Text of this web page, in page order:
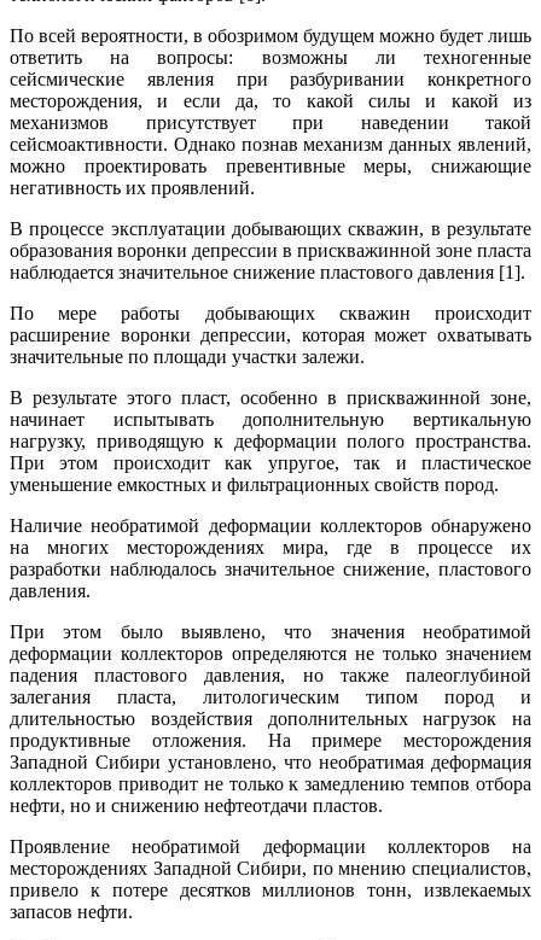
По всей вероятности, в обозримом будущем можно будет лишь
ответить на вопросы: возможны ли техногенные
сейсмические явления при разбуривании конкретного
месторождения, и если да, то какой силы и какой из
механизмов присутствует при наведении такой
сейсмоактивности. Однако познав механизм данных явлений,
можно проектировать превентивные меры, снижающие
негативность их проявлений.
В процессе эксплуатации добывающих скважин, в результате
образования воронки депрессии в прискважинной зоне пласта
наблюдается значительное снижение пластового давления [1].
По мере работы добывающих скважин происходит
расширение воронки депрессии, которая может охватывать
значительные по площади участки залежи.
В результате этого пласт, особенно в прискважинной зоне,
начинает испытывать дополнительную вертикальную
нагрузку, приводящую к деформации полого пространства.
При этом происходит как упругое, так и пластическое
уменьшение емкостных и фильтрационных свойств пород.
Наличие необратимой деформации коллекторов обнаружено
на многих месторождениях мира, где в процессе их
разработки наблюдалось значительное снижение, пластового
давления.
При этом было выявлено, что значения необратимой
деформации коллекторов определяются не только значением
падения пластового давления, но также палеоглубиной
залегания пласта, литологическим типом пород и
длительностью воздействия дополнительных нагрузок на
продуктивные отложения. На примере месторождения
Западной Сибири установлено, что необратимая деформация
коллекторов приводит не только к замедлению темпов отбора
нефти, но и снижению нефтеотдачи пластов.
Проявление необратимой деформации коллекторов на
месторождениях Западной Сибири, по мнению специалистов,
привело к потере десятков миллионов тонн, извлекаемых
запасов нефти.